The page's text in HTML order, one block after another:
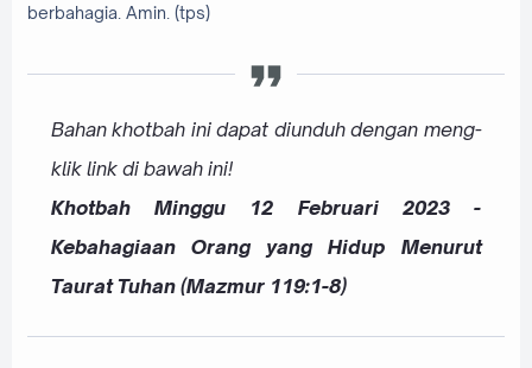
berbahagia. Amin. (tps)
Bahan khotbah ini dapat diunduh dengan meng-
klik link di bawah ini!
Khotbah Minggu 12 Februari 2023 -
Kebahagiaan Orang yang Hidup Menurut
Taurat Tuhan (Mazmur 119:1-8)